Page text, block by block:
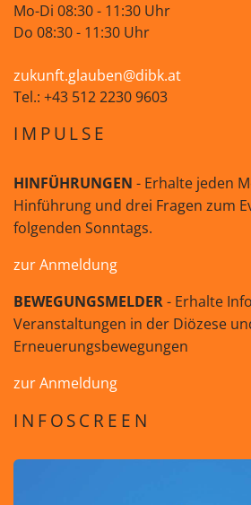
Mo-Di 08:30 - 11:30 Uhr
Do 08:30 - 11:30 Uhr
zukunft.glauben@dibk.at
Tel.: +43 512 2230 9603
IMPULSE
HINFÜHRUNGEN - Erhalte jeden
Hinführung und drei Fragen zum
folgenden Sonntags.
zur Anmeldung
BEWEGUNGSMELDER- Erhalte
Veranstaltungen in der Diözese
Erneuerungsbewegungen
zur Anmeldung
INFOSCREEN